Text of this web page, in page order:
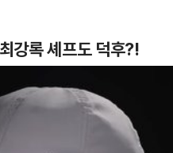
강록 셰프도 덕후?!